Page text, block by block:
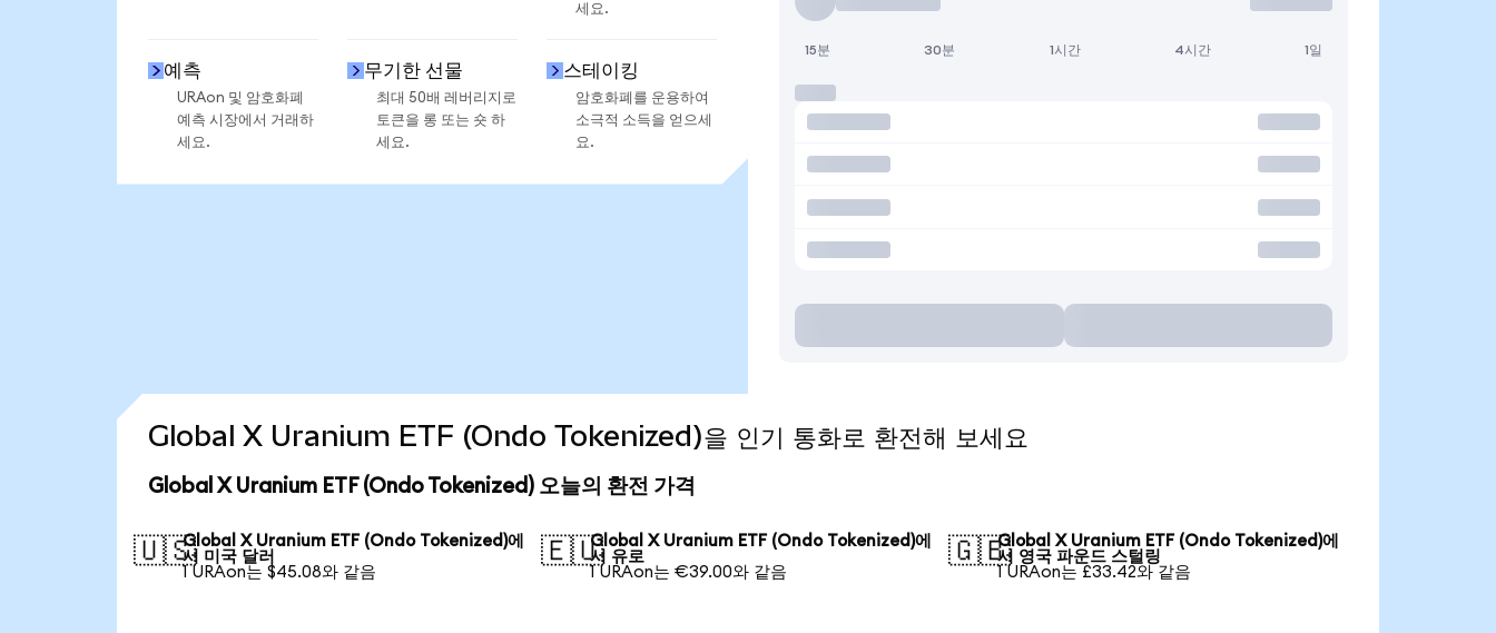
세요.
예측
URAon 및 암호화폐
예측 시장에서 거래하
세요.
무기한 선물
최대 50배 레버리지로
토큰을 롱 또는 숏 하
세요.
스테이킹
암호화폐를 운용하여
소극적 소득을 얻으세
요.
15분 30분 1시간 4시간 1일
Global X Uranium ETF (Ondo Tokenized)을 인기 통화로 환전해 보세요
Global X Uranium ETF (Ondo Tokenized) 오늘의 환전 가격
🇺🇸Global X Uranium ETF (Ondo Tokenized)에
서 미국 달러
1 URAon는 $45.08와 같음
🇪🇺Global X Uranium ETF (Ondo Tokenized)에
서 유로
1 URAon는 €39.00와 같음
🇬🇧Global X Uranium ETF (Ondo Tokenized)에
서 영국 파운드 스털링
1 URAon는 £33.42와 같음